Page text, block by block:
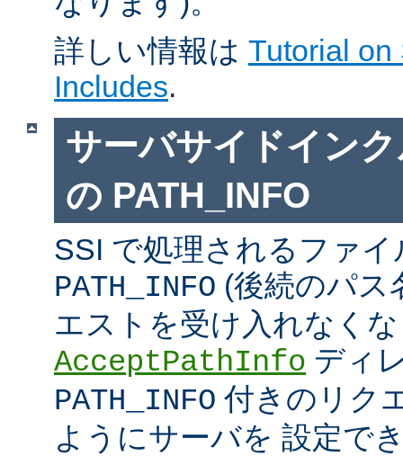
詳しい情報は Tutorial on
Includes.
サーバサイドイン
の PATH_INFO
SSI で処理されるファ
PATH_INFO (後続のパス
エストを受け入れなく
AcceptPathInfo ディ
PATH_INFO 付きのリク
ようにサーバを 設定で